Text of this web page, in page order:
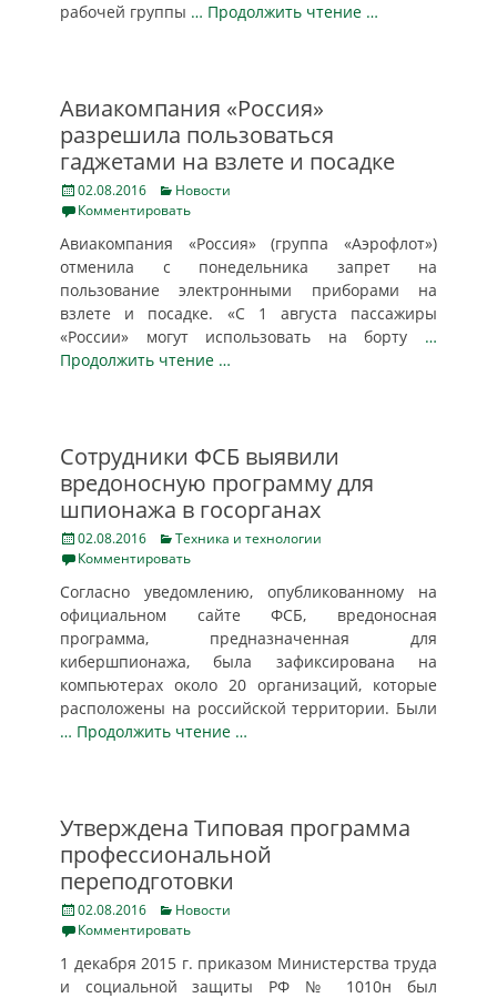
рабочей группы … Продолжить чтение …
Авиакомпания «Россия»
разрешила пользоваться
гаджетами на взлете и посадке
Posted
on
02.08.2016 Categories
Новости
Комментировать
Авиакомпания «Россия» (группа «Аэрофлот»)
отменила с понедельника запрет на
пользование электронными приборами на
взлете и посадке. «С 1 августа пассажиры
«России» могут использовать на борту …
Продолжить чтение …
Сотрудники ФСБ выявили
вредоносную программу для
шпионажа в госорганах
Posted
on
02.08.2016 Categories
Техника и технологии
Комментировать
Согласно уведомлению, опубликованному на
официальном сайте ФСБ, вредоносная
программа, предназначенная для
кибершпионажа, была зафиксирована на
компьютерах около 20 организаций, которые
расположены на российской территории. Были
… Продолжить чтение …
Утверждена Типовая программа
профессиональной
переподготовки
Posted
on
02.08.2016 Categories
Новости
Комментировать
1 декабря 2015 г. приказом Министерства труда
и социальной защиты РФ № 1010н был